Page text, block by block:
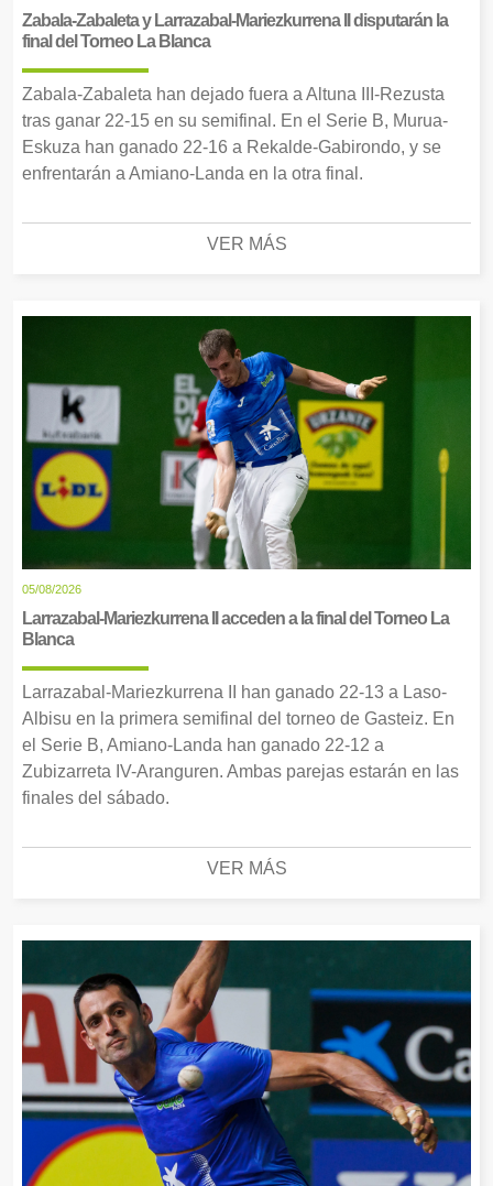
Zabala-Zabaleta y Larrazabal-Mariezkurrena II disputarán la
final del Torneo La Blanca
Zabala-Zabaleta han dejado fuera a Altuna III-Rezusta
tras ganar 22-15 en su semifinal. En el Serie B, Murua-
Eskuza han ganado 22-16 a Rekalde-Gabirondo, y se
enfrentarán a Amiano-Landa en la otra final.
VER MÁS
05/08/2026
Larrazabal-Mariezkurrena II acceden a la final del Torneo La
Blanca
Larrazabal-Mariezkurrena II han ganado 22-13 a Laso-
Albisu en la primera semifinal del torneo de Gasteiz. En
el Serie B, Amiano-Landa han ganado 22-12 a
Zubizarreta IV-Aranguren. Ambas parejas estarán en las
finales del sábado.
VER MÁS